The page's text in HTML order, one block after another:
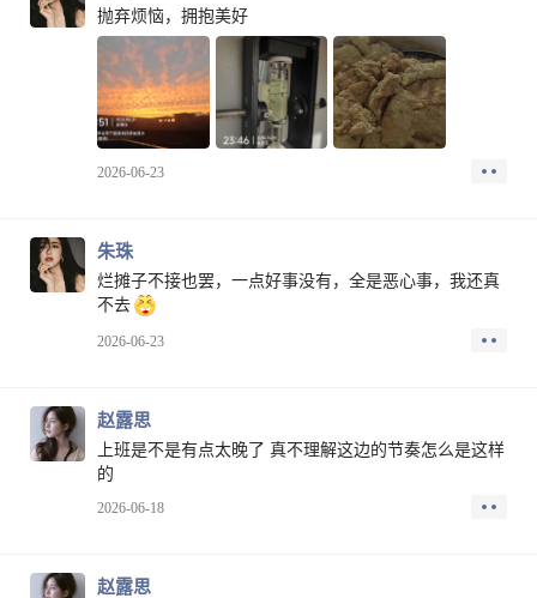
抛弃烦恼，拥抱美好
2026-06-23
朱珠
烂摊子不接也罢，一点好事没有，全是恶心事，我还真
不去
2026-06-23
赵露思
上班是不是有点太晚了 真不理解这边的节奏怎么是这样
的
2026-06-18
赵露思